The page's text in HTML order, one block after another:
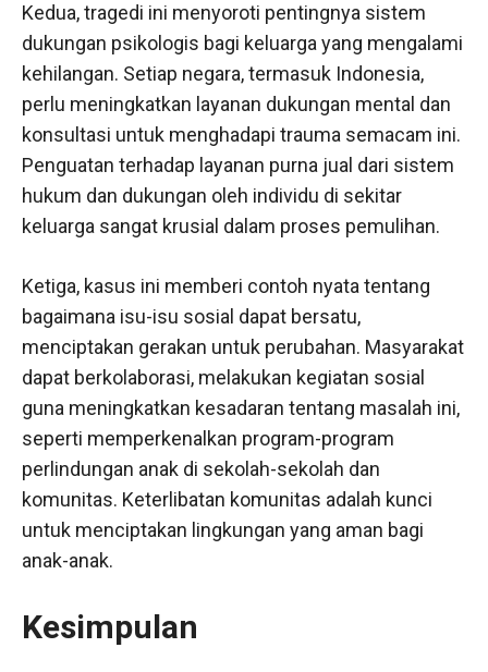
Kedua, tragedi ini menyoroti pentingnya sistem
dukungan psikologis bagi keluarga yang mengalami
kehilangan. Setiap negara, termasuk Indonesia,
perlu meningkatkan layanan dukungan mental dan
konsultasi untuk menghadapi trauma semacam ini.
Penguatan terhadap layanan purna jual dari sistem
hukum dan dukungan oleh individu di sekitar
keluarga sangat krusial dalam proses pemulihan.
Ketiga, kasus ini memberi contoh nyata tentang
bagaimana isu-isu sosial dapat bersatu,
menciptakan gerakan untuk perubahan. Masyarakat
dapat berkolaborasi, melakukan kegiatan sosial
guna meningkatkan kesadaran tentang masalah ini,
seperti memperkenalkan program-program
perlindungan anak di sekolah-sekolah dan
komunitas. Keterlibatan komunitas adalah kunci
untuk menciptakan lingkungan yang aman bagi
anak-anak.
Kesimpulan